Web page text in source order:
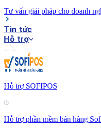
Tư vấn giải pháp cho doanh
Tin tức
Hỗ trợ
Hỗ trợ SOFIPOS
Hỗ trợ phần mềm bán hàng